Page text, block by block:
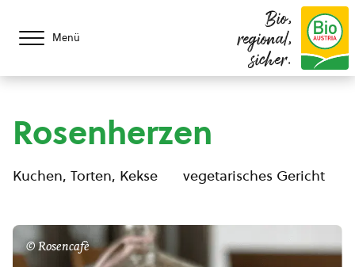
Menü
Bio,
regional,
sicher.
Rosenherzen
Kuchen, Torten, Kekse vegetarisches Gericht
© Rosencafè